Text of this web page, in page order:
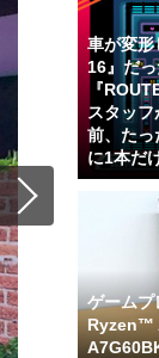
車が変形
16』だ
『
スタッ
前、たっ
に1本だ
ゲームプ
Ryzen™